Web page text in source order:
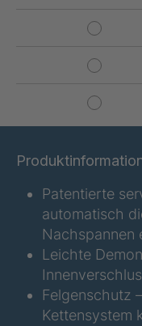
Patentierte
automatisch
Nachspannen
Leichte
Felgenschutz
Kettensystem